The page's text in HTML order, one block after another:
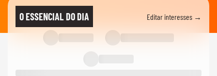
O ESSENCIAL DO DIA Editar interesses →